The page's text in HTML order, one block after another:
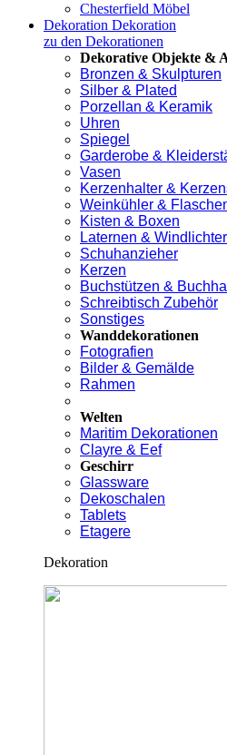
Chesterfield Möbel
Dekoration Dekoration
zu den Dekorationen
Dekorative Objekte &
Bronzen & Skulpturen
Silber & Plated
Porzellan & Keramik
Uhren
Spiegel
Garderobe &
Vasen
Kerzenhalter &
Weinkühler &
Kisten & Boxen
Laternen & Windlichter
Schuhanzieher
Kerzen
Buchstützen &
Schreibtisch Zubehör
Sonstiges
Wanddekorationen
Fotografien
Bilder & Gemälde
Rahmen
Welten
Maritim Dekorationen
Clayre & Eef
Geschirr
Glassware
Dekoschalen
Tablets
Etagere
Dekoration